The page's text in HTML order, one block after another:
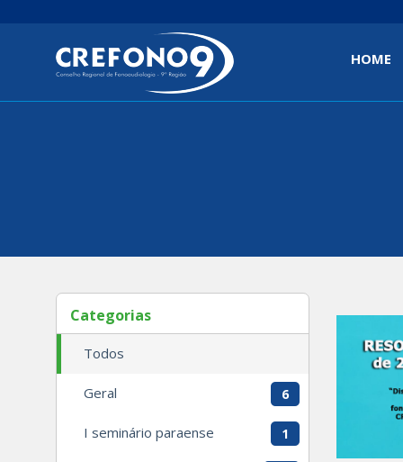
HOME
Categorias
Todos
Geral 6
I seminário paraense 1